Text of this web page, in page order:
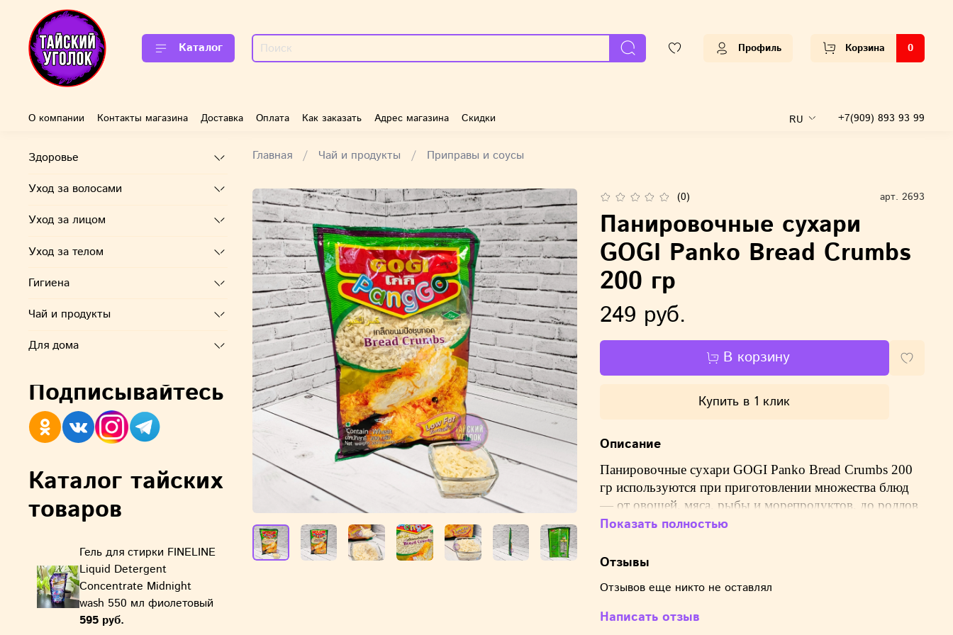
Каталог Профиль Корзина 0
О компании Контакты магазина Доставка Оплата Как заказать Адрес магазина Скидки RU +7(909) 893 93 99
Главная Чай и продукты Приправы и соусы
(0) арт. 2693
Панировочные сухари
GOGI Panko Bread Crumbs
200 гр
249 руб.
В корзину
Купить в 1 клик
Описание
Панировочные сухари GOGI Panko Bread Crumbs 200
гр используются при приготовлении множества блюд
— от овощей, мяса, рыбы и морепродуктов, до роллов
и фруктов. Обжаренные с использованием панировки
которая превосходит обычную панировку не только по
характеристикам.
Показать полностью
Отзывы
Отзывов еще никто не оставлял
Написать отзыв
Здоровье
Уход за волосами
Уход за лицом
Уход за телом
Гигиена
Чай и продукты
Для дома
Подписывайтесь
Каталог тайских
товаров
Гель для стирки FINELINE
Liquid Detergent
Concentrate Midnight
wash 550 мл фиолетовый
595 руб.